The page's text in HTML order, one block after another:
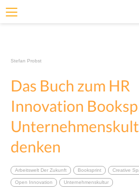
Wirkung
Ursprung
Impulse
Stefan Probst
Das Buch zum HR
Innovation
denken
Arbeitswelt Der Zukunft Booksprint Creative
Open Innovation Unternehmenskultur